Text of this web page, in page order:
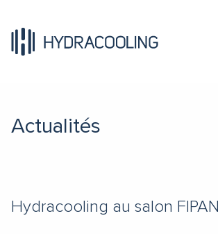
Actualités
Hydracooling au salon FIPAN